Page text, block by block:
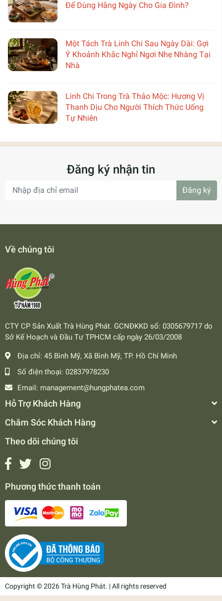
Để Dùng Hằng Ngày Cho Gia Đình?
Một Tách Trà Linh Chi Sau Ngày Dài: Gợi
Ý Khoảnh Khắc Nghỉ Ngơi Nhẹ Nhàng Tại
Nhà
Linh Chi Trong Trà Thảo Mộc: Hương Vị
Thanh Dịu Cho Người Thích Thức Uống
Tự Nhiên
Đăng ký nhận tin
Đăng ký
Về chúng tôi
CTY CP Sản Xuất Trà Hùng Phát. GCNĐKKD số: 0305679717 do
Sở Kế Hoạch và Đầu Tư TPHCM cấp ngày 26/03/2008
Địa chỉ: 45 Bình Mỹ, Xã Bình Mỹ, TP. Hồ Chí Minh
Số điện thoại: 02837978230
Email: management@hungphatea.com
Hỗ Trợ Khách Hàng
Chăm Sóc Khách Hàng
Theo dõi chúng tôi
Phương thức thanh toán
Copyright © 2026 Trà Hùng Phát. | All rights reserved